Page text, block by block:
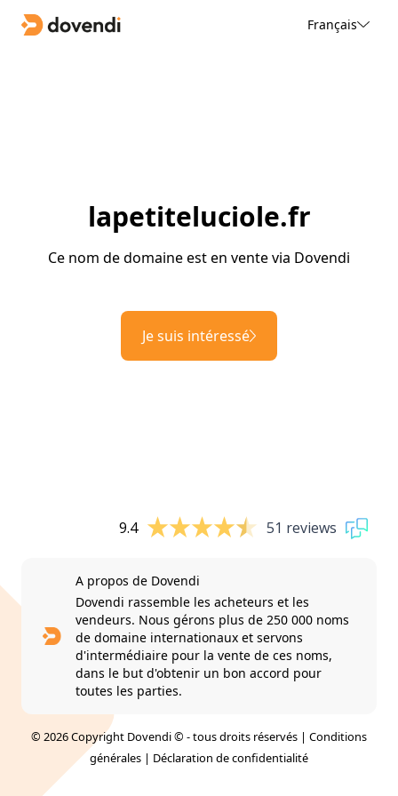
Français
lapetiteluciole.fr
Ce nom de domaine est en vente via Dovendi
Je suis intéressé
9.4 51 reviews
A propos de Dovendi
Dovendi rassemble les acheteurs et les
vendeurs. Nous gérons plus de 250 000 noms
de domaine internationaux et servons
d'intermédiaire pour la vente de ces noms,
dans le but d'obtenir un bon accord pour
toutes les parties.
© 2026 Copyright Dovendi © - tous droits réservés | Conditions
générales | Déclaration de confidentialité